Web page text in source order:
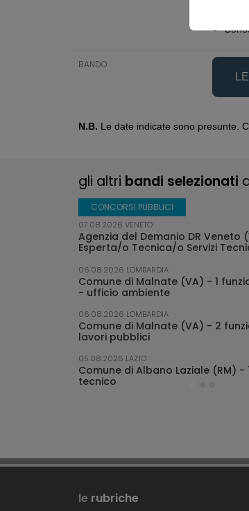
BANDO
N.B. Le date indicate sono presunte.
gli altri bandi selezionati
CONCORSI PUBBLICI
07.08.2026 VENETO
Agenzia del Demanio DR Veneto
Esperta/o Tecnica/o Servizi
06.08.2026 LOMBARDIA
Comune di Malnate (VA) - 1
- ufficio ambiente
06.08.2026 LOMBARDIA
Comune di Malnate (VA) - 2
lavori pubblici
05.08.2026 LAZIO
Comune di Albano Laziale (RM) -
tecnico
- Costituzione
Calabria
02.02.2026 LIGURIA
Comune di Santo Stefano di
Formazione elenco di
29.01.2026 CAMPANIA
Mit - Provveditorato
- Costituzione albo
Campania, Molise, Puglia,
Regione Veneto (VE) -
professionisti · Veneto
05.08.2026 SARDEGNA
Comune di Orosei (NU) -
via del Mare di
05.08.2026 LOMBARDIA
Comunità Montana Valle
04.08.2026 CAMPANIA
Comune di Bacoli (NA) -
Ferretti e
macello Fondi di Baia
02.08.2026 SICILIA
Università degli Studi di
le rubriche